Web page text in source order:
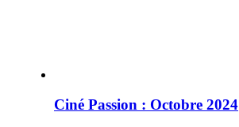
Ciné Passion : Octobre 2024